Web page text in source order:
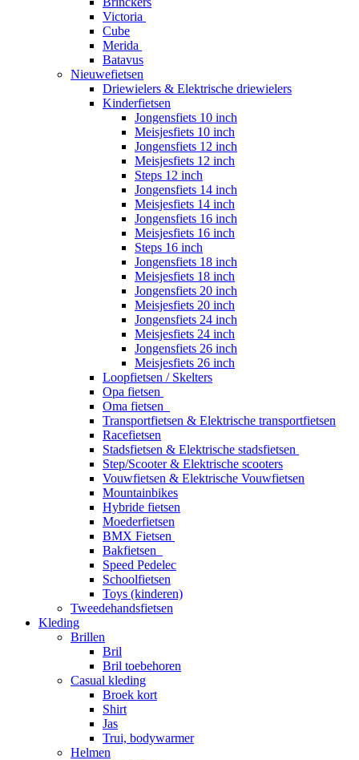
Victoria
Cube
Merida
Batavus
Nieuwefietsen
Driewielers & Elektrische driewielers
Kinderfietsen
Jongensfiets 10 inch
Meisjesfiets 10 inch
Jongensfiets 12 inch
Meisjesfiets 12 inch
Steps 12 inch
Jongensfiets 14 inch
Meisjesfiets 14 inch
Jongensfiets 16 inch
Meisjesfiets 16 inch
Steps 16 inch
Jongensfiets 18 inch
Meisjesfiets 18 inch
Jongensfiets 20 inch
Meisjesfiets 20 inch
Jongensfiets 24 inch
Meisjesfiets 24 inch
Jongensfiets 26 inch
Meisjesfiets 26 inch
Loopfietsen / Skelters
Opa fietsen
Oma fietsen
Transportfietsen & Elektrische transportfietsen
Racefietsen
Stadsfietsen & Elektrische stadsfietsen
Step/Scooter & Elektrische scooters
Vouwfietsen & Elektrische Vouwfietsen
Mountainbikes
Hybride fietsen
Moederfietsen
BMX Fietsen
Bakfietsen
Speed Pedelec
Schoolfietsen
Toys (kinderen)
Tweedehandsfietsen
Kleding
Brillen
Bril
Bril toebehoren
Casual kleding
Broek kort
Shirt
Jas
Trui, bodywarmer
Helmen